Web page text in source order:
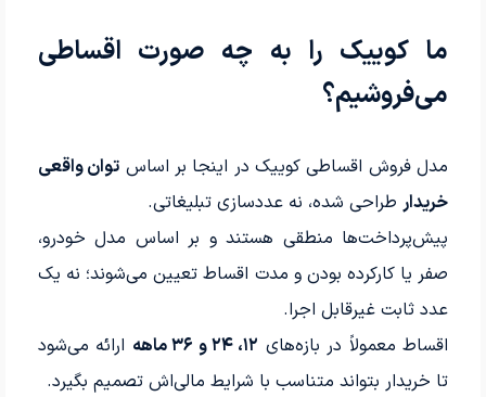
ما کوییک را به چه صورت اقساطی
می‌فروشیم؟
مدل فروش اقساطی کوییک در اینجا بر اساس توان واقعی
خریدارطراحی شده، نه عددسازی تبلیغاتی.
پیش‌پرداخت‌ها منطقی هستند و بر اساس مدل خودرو،
صفر یا کارکرده بودن و مدت اقساط تعیین می‌شوند؛ نه یک
عدد ثابت غیرقابل اجرا.
اقساط معمولاً در بازه‌های ۱۲، ۲۴ و ۳۶ ماهه
ارائه می‌شود
تا خریدار بتواند متناسب با شرایط مالی‌اش تصمیم بگیرد.